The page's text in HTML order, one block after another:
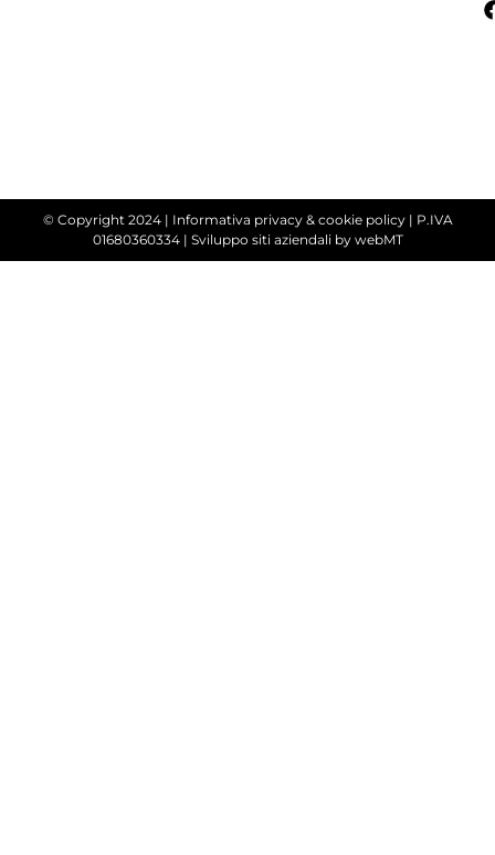
© Copyright 2024 | Informativa privacy & cookie policy| P.IVA
01680360334 | Sviluppo siti aziendaliby webMT